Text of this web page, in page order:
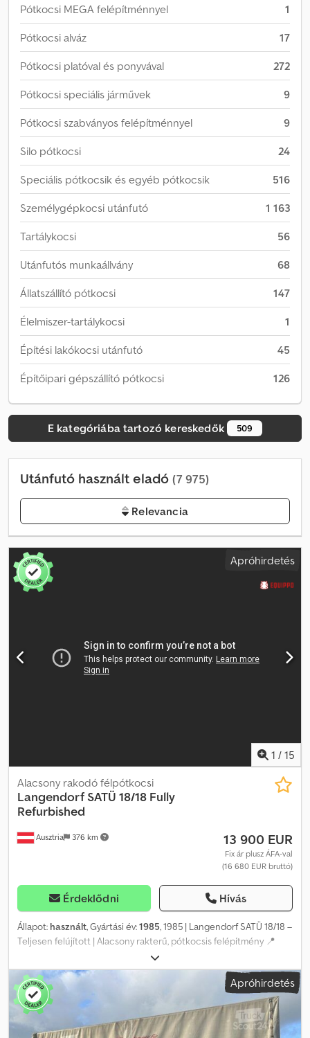
Pótkocsi MEGA felépítménnyel 1
Pótkocsi alváz 17
Pótkocsi platóval és ponyvával 272
Pótkocsi speciális járművek 9
Pótkocsi szabványos felépítménnyel 9
Silo pótkocsi 24
Speciális pótkocsik és egyéb pótkocsik 516
Személygépkocsi utánfutó 1 163
Tartálykocsi 56
Utánfutós munkaállvány 68
Állatszállító pótkocsi 147
Élelmiszer-tartálykocsi 1
Építési lakókocsi utánfutó 45
Építőipari gépszállító pótkocsi 126
E kategóriába tartozó kereskedők 509
Utánfutó használt eladó (7 975)
Relevancia
Apróhirdetés
1 / 15
Ausztria 376 km
Alacsony rakodó félpótkocsi
Langendorf SATÜ 18/18 Fully
Refurbished
13 900 EUR
Fix ár plusz ÁFA-val
(16 680 EUR bruttó)
Érdeklődni Hívás
Állapot: használt, Gyártási év:1985, 1985 | Langendorf SATÜ 18/18 –
Teljesen felújított | Alacsony rakterű, pótkocsis felépítmény 📍
Helyszín: Ausztria 🚛 Szállítás lehetséges az Ön által megadott
címre – Használja szállítási kalkulátorunkat a szállítási költségek
becsléséhez! Dodpjzrlwpofx Aifekr 💰 Vásárolja meg most 13 900
euróért, vagy tegyen ajánlatot. A kézhezvételkor történő fizetés
kedvező díj ellenében lehetséges (a jóváhagyástól függően)* 👷‍♂️
Független szakértő által ellenőrizve 12 ellenőrzési pont, ebből 9
Apróhirdetés